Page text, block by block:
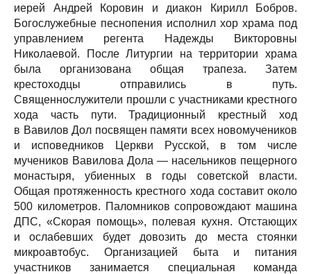
иерей Андрей Коровин и диакон Кирилл Бобров.
Богослужебные песнопения исполнил хор храма под
управлением регента Надежды Викторовны
Николаевой. После Литургии на территории храма
была организована общая трапеза. Затем
крестоходцы отправились в путь.
Священнослужители прошли с участниками крестного
хода часть пути. Традиционный крестный ход
в Вавилов Дол посвящен памяти всех новомучеников
и исповедников Церкви Русской, в том числе
мучеников Вавилова Дола — насельников пещерного
монастыря, убиенных в годы советской власти.
Общая протяженность крестного хода составит около
500 километров. Паломников сопровождают машина
ДПС, «Скорая помощь», полевая кухня. Отстающих
и ослабевших будет довозить до места стоянки
микроавтобус. Организацией быта и питания
участников занимается специальная команда